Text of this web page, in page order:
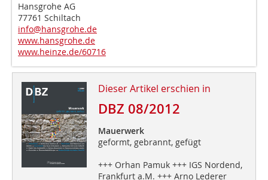
Hansgrohe AG
77761 Schiltach
info@hansgrohe.de
www.hansgrohe.de
www.heinze.de/60716
Dieser Artikel erschien in
DBZ 08/2012
Mauerwerk
geformt, gebrannt, gefügt
+++ Orhan Pamuk +++ IGS Nordend,
Frankfurt a.M. +++ Arno Lederer